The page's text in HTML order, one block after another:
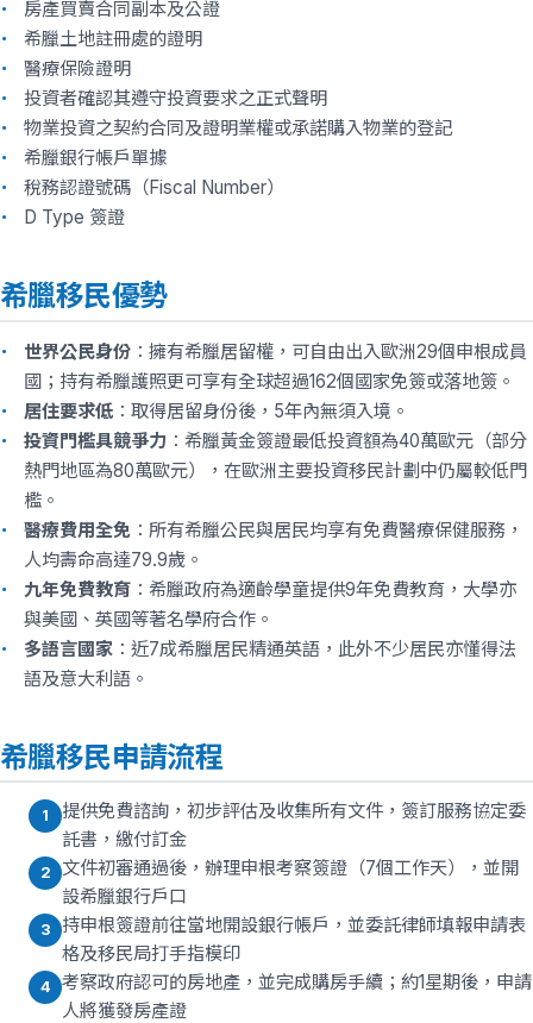
房產買賣合同副本及公證
希臘土地註冊處的證明
醫療保險證明
投資者確認其遵守投資要求之正式聲明
物業投資之契約合同及證明業權或承諾購入物業的登記
希臘銀行帳戶單據
稅務認證號碼（Fiscal Number）
D Type 簽證
希臘移民優勢
世界公民身份 ：擁有希臘居留權，可自由出入歐洲29個申根成員
國；持有希臘護照更可享有全球超過162個國家免簽或落地簽。
居住要求低 ：取得居留身份後，5年內無須入境。
投資門檻具競爭力 ：希臘黃金簽證最低投資額為40萬歐元（部分
熱門地區為80萬歐元），在歐洲主要投資移民計劃中仍屬較低門
檻。
醫療費用全免 ：所有希臘公民與居民均享有免費醫療保健服務，
人均壽命高達79.9歲。
九年免費教育 ：希臘政府為適齡學童提供9年免費教育，大學亦
與美國、英國等著名學府合作。
多語言國家 ：近7成希臘居民精通英語，此外不少居民亦懂得法
語及意大利語。
希臘移民申請流程
1
提供免費諮詢，初步評估及收集所有文件，簽訂服務協定委
託書，繳付訂金
2
文件初審通過後，辦理申根考察簽證（7個工作天），並開
設希臘銀行戶口
3
持申根簽證前往當地開設銀行帳戶，並委託律師填報申請表
格及移民局打手指模印
4
考察政府認可的房地產，並完成購房手續；約1星期後，申請
人將獲發房產證